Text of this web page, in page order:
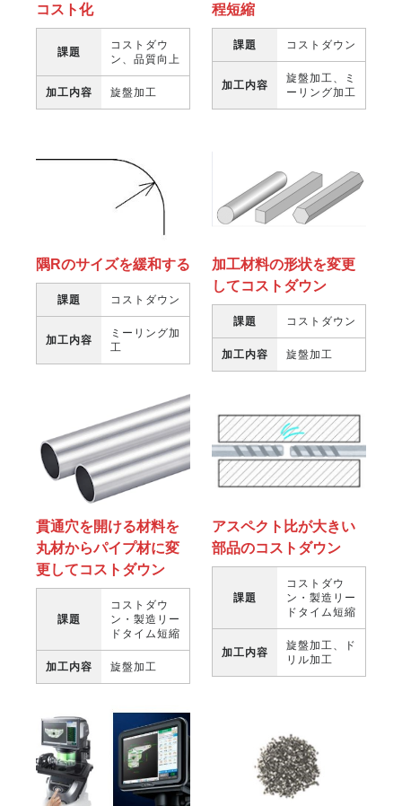
コスト化
課題
コストダウ
ン、品質向上
加工内容 旋盤加工
程短縮
課題 コストダウン
加工内容
旋盤加工、ミ
ーリング加工
隅Rのサイズを緩和する
課題 コストダウン
加工内容
ミーリング加
工
加工材料の形状を変更
してコストダウン
課題 コストダウン
加工内容 旋盤加工
貫通穴を開ける材料を
丸材からパイプ材に変
更してコストダウン
課題
コストダウ
ン・製造リー
ドタイム短縮
加工内容 旋盤加工
アスペクト比が大きい
部品のコストダウン
課題
コストダウ
ン・製造リー
ドタイム短縮
加工内容
旋盤加工、ド
リル加工